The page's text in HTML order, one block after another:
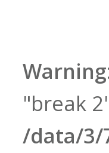
Warning
"break
/data/3/